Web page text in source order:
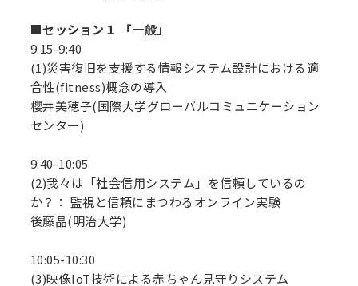
■セッション１ 「一般」
9:15-9:40
(1)災害復旧を支援する情報システム設計における適
合性(fitness)概念の導入
櫻井美穂子(国際大学グローバルコミュニケーション
センター)
9:40-10:05
(2)我々は「社会信用システム」を信頼しているの
か？： 監視と信頼にまつわるオンライン実験
後藤晶(明治大学)
10:05-10:30
(3)映像IoT技術による赤ちゃん見守りシステム